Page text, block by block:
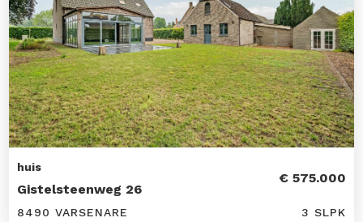
huis
Gistelsteenweg 26
€ 575.000
8490 VARSENARE 3 SLPK